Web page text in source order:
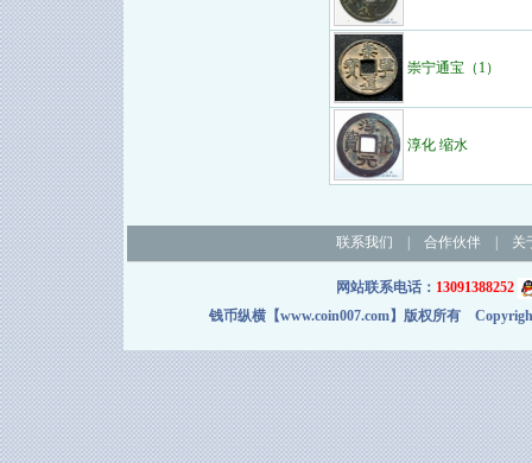
崇宁通宝（1）
淳化 缩水
联系我们 合作伙伴| 关
网站联系电话： 13091388252
钱币纵横【www.coin007.com】版权所有